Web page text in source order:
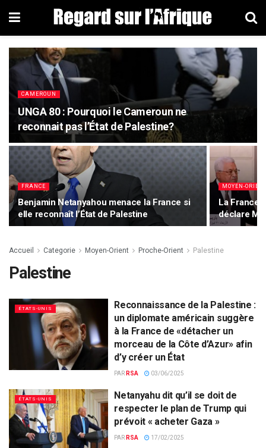
CAMEROUN
UNGA 80 : Pourquoi le Cameroun ne
reconnait pas l’État de Palestine?
FRANCE
Benjamin Netanyahou menace la France si
elle reconnaît l’État de Palestine
MOYEN-
La France
déclare
Accueil Categorie Moyen-Orient Proche-Orient Palestine
Palestine
ÉTATS-UNIS
Reconnaissance de la Palestine :
un diplomate américain suggère
à la France de «détacher un
morceau de la Côte d’Azur» afin
d’y créer un État
PAR RSA 03/06/2025
ÉTATS-UNIS
Netanyahu dit qu’il se doit de
respecter le plan de Trump qui
prévoit « acheter Gaza »
PAR RSA 17/02/2025